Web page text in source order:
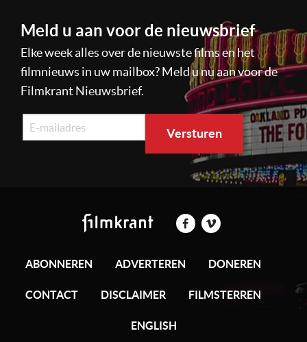
Meld u aan voor de nieuwsbrief
Elke week alles over de nieuwste films en het
filmnieuws in uw mailbox? Meld u nu aan voor de
Filmkrant Nieuwsbrief.
ABONNEREN ADVERTEREN DONEREN
CONTACT DISCLAIMER FILMSTERREN
ENGLISH